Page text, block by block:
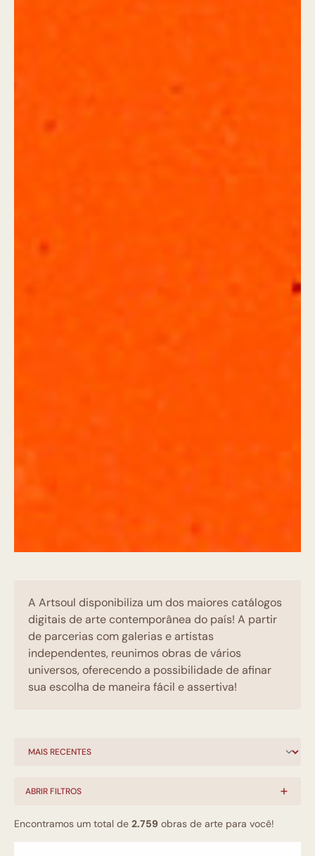
A Artsoul disponibiliza um dos maiores catálogos
digitais de arte contemporânea do país! A partir
de parcerias com galerias e artistas
independentes, reunimos obras de vários
universos, oferecendo a possibilidade de afinar
sua escolha de maneira fácil e assertiva!
ABRIR FILTROS
Encontramos um total de 2.759 obras de arte para você!